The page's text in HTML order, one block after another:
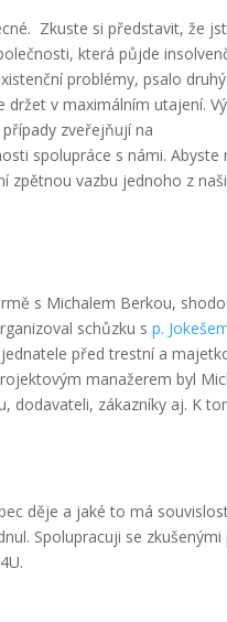
Zkuste si představit, že
která půjde
problémy, psalo
v maximálním utajení.
zveřejňují na
spolupráce s námi. Abyste
zpětnou vazbu jednoho z
s Michalem Berkou,
schůzku s p.
před trestní a
manažerem byl
dodavateli, zákazníky aj. K
děje a jaké to má
Spolupracuji se zkušenými